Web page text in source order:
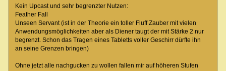
Kein Upcast und sehr begrenzter Nutzen:
Feather Fall
Unseen Servant (ist in der Theorie ein toller Fluff Zauber mit vielen
Anwendungsmöglichkeiten aber als Diener taugt der mit Stärke 2 nur
begrenzt. Schon das Tragen eines Tabletts voller Geschirr dürfte ihn
an seine Grenzen bringen)
Ohne jetzt alle nachgucken zu wollen fallen mir auf höheren Stufen